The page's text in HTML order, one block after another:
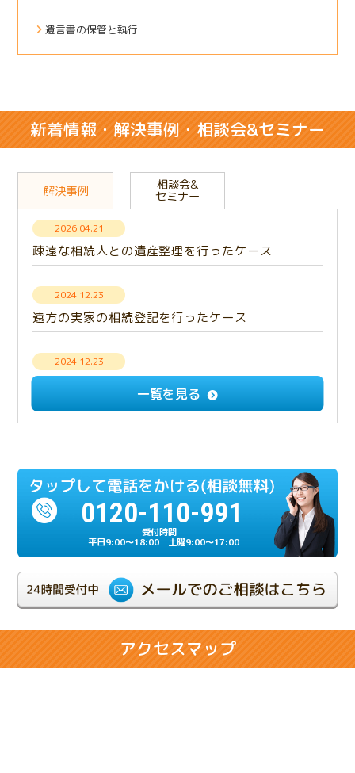
遺言書の保管と執行
新着情報・解決事例・相談会&セミナー
解決事例
2026.04.21
疎遠な相続人との遺産整理を行ったケース
2024.12.23
遠方の実家の相続登記を行ったケース
2024.12.23
【解決事例】意思疎通できない相続人との遺産分
割・成年後見手続き
2024.07.17
相続人の一人が重度の認知症だったケース
2024.06.21
相続が複雑化しやすい兄弟相続のケース
相続人同士の折り合いが悪いケース
一覧を見る
相談会&
セミナー
0120-110-991
平日9:00～18:00 土曜9:00～17:00
アクセスマップ